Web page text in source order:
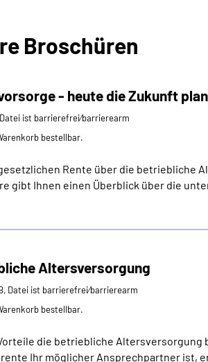
Broschüren
- heute die Zukunft
Datei ist barrierefrei⁄barrierearm
bestellbar.
Rente über die betriebliche
gibt Ihnen einen Überblick über die
Altersversorgung
Datei ist barrierefrei⁄barrierearm
bestellbar.
die betriebliche Altersversorgung
Ihr möglicher Ansprechpartner ist,